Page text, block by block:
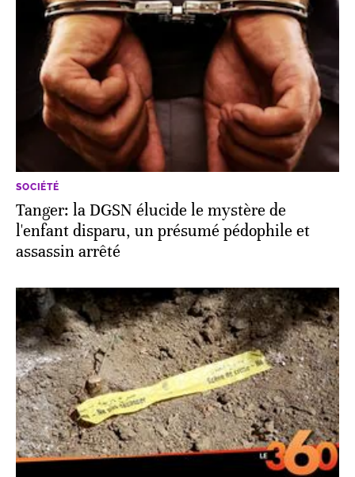
SOCIÉTÉ
Tanger: la DGSN élucide le mystère de
l'enfant disparu, un présumé pédophile et
assassin arrêté